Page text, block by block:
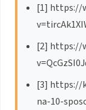
[1] https://
[2] https://
[3] https://
na-10-